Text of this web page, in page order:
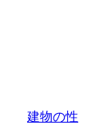
建物の性